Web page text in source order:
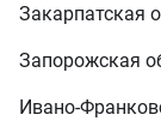
Закарпатская
Запорожская
Ивано-